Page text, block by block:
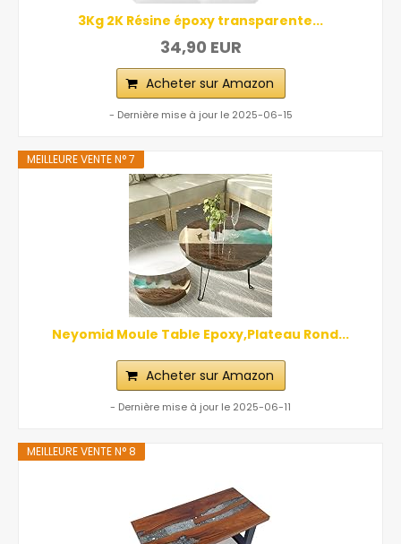
3Kg 2K Résine époxy transparente...
34,90 EUR
Acheter sur Amazon
- Dernière mise à jour le 2025-06-15
MEILLEURE VENTE N° 7
Neyomid Moule Table Epoxy,Plateau Rond...
Acheter sur Amazon
- Dernière mise à jour le 2025-06-11
MEILLEURE VENTE N° 8